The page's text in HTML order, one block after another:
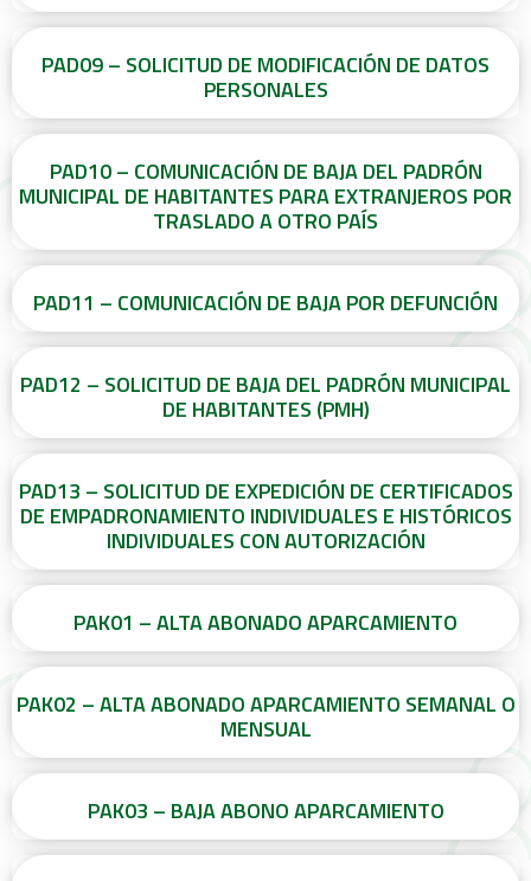
PAD09 – SOLICITUD DE MODIFICACIÓN DE DATOS
PERSONALES
PAD10 – COMUNICACIÓN DE BAJA DEL PADRÓN
MUNICIPAL DE HABITANTES PARA EXTRANJEROS POR
TRASLADO A OTRO PAÍS
PAD11 – COMUNICACIÓN DE BAJA POR DEFUNCIÓN
PAD12 – SOLICITUD DE BAJA DEL PADRÓN MUNICIPAL
DE HABITANTES (PMH)
PAD13 – SOLICITUD DE EXPEDICIÓN DE CERTIFICADOS
DE EMPADRONAMIENTO INDIVIDUALES E HISTÓRICOS
INDIVIDUALES CON AUTORIZACIÓN
PAK01 – ALTA ABONADO APARCAMIENTO
PAK02 – ALTA ABONADO APARCAMIENTO SEMANAL O
MENSUAL
PAK03 – BAJA ABONO APARCAMIENTO